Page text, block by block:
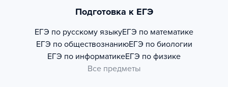
Подготовка к ЕГЭ
ЕГЭ по русскому языкуЕГЭ по математике
ЕГЭ по обществознаниюЕГЭ по биологии
ЕГЭ по информатикеЕГЭ по физике
Все предметы